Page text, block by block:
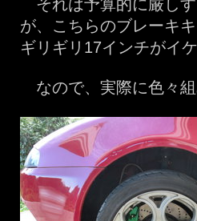
それは予算的に厳し
が、こちらのブレーキ
ギリギリ17インチがイケ
なので、実際に色々